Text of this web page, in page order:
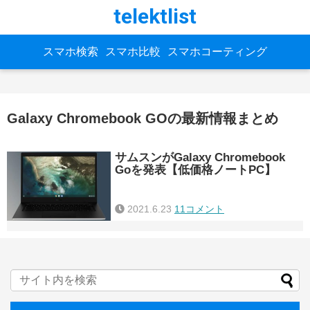
telektlist
スマホ検索 スマホ比較 スマホコーティング
Galaxy Chromebook GOの最新情報まとめ
サムスンがGalaxy Chromebook
Goを発表【低価格ノートPC】
2021.6.23 11コメント